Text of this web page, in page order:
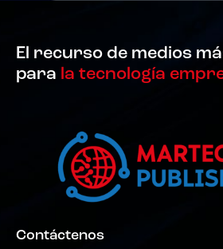
El recurso de medios
para la tecnología
Contáctenos